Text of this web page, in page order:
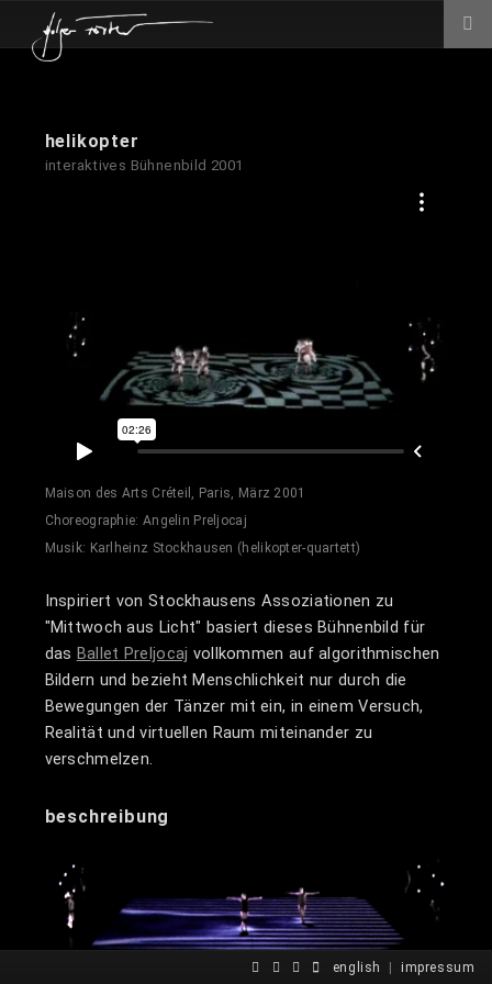
helikopter
interaktives Bühnenbild 2001
Maison des Arts Créteil, Paris, März 2001
Choreographie: Angelin Preljocaj
Musik: Karlheinz Stockhausen (helikopter-quartett)
Inspiriert von Stockhausens Assoziationen zu
"Mittwoch aus Licht" basiert dieses Bühnenbild für
das Ballet Preljocaj vollkommen auf algorithmischen
Bildern und bezieht Menschlichkeit nur durch die
Bewegungen der Tänzer mit ein, in einem Versuch,
Realität und virtuellen Raum miteinander zu
verschmelzen.
beschreibung
english impressum